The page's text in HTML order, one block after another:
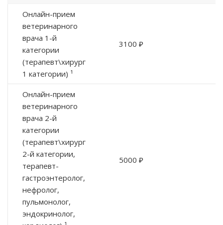
Онлайн-прием
ветеринарного
врача 1-й
категории
(терапевт\хирург
1 категории) ¹
3100 ₽
Онлайн-прием
ветеринарного
врача 2-й
категории
(терапевт\хирург
2-й категории,
терапевт-
гастроэнтеролог,
нефролог,
пульмонолог,
эндокринолог,
5000 ₽